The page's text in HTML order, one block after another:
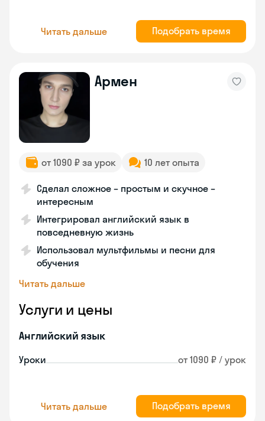
Читать дальше Подобрать время
Армен
от 1090 ₽ за урок 10 лет опыта
Сделал сложное – простым и скучное –
интересным
Интегрировал английский язык в
повседневную жизнь
Использовал мультфильмы и песни для
обучения
Читать дальше
Услуги и цены
Английский язык
Уроки от 1090 ₽ / урок
Читать дальше Подобрать время